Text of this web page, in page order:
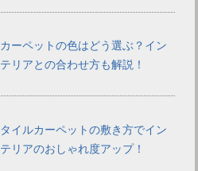
カーペットの色はどう選ぶ？イン
テリアとの合わせ方も解説！
タイルカーペットの敷き方でイン
テリアのおしゃれ度アップ！